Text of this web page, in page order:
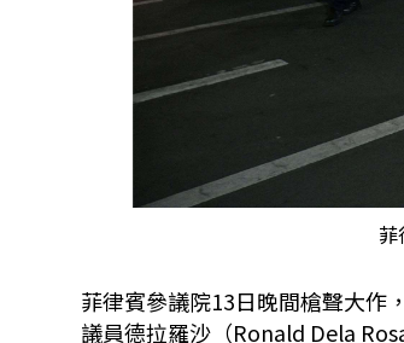
菲
菲律賓參議院13日晚間槍聲大作
議員德拉羅沙（Ronald Dela